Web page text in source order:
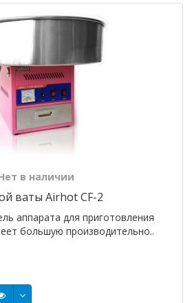
в наличии
ваты Airhot CF-2
аппарата для приготовления
большую производительно..